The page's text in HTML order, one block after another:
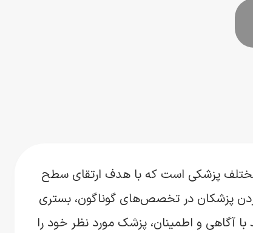
پزشکی است که با هدف ارتقای سطح
پزشکان در تخصص‌های گوناگون، بستری
آگاهی و اطمینان، پزشک مورد نظر خود را